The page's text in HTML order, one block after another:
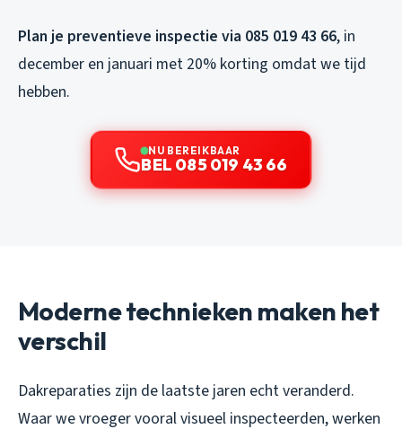
Plan je preventieve inspectie via 085 019 43 66, in
december en januari met 20% korting omdat we tijd
hebben.
NU BEREIKBAAR
BEL 085 019 43 66
Moderne technieken maken het
verschil
Dakreparaties zijn de laatste jaren echt veranderd.
Waar we vroeger vooral visueel inspecteerden, werken